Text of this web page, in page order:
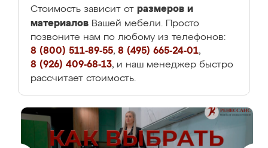
Стоимость зависит от размеров и
материалов Вашей мебели. Просто
позвоните нам по любому из телефонов:
8 (800) 511-89-55, 8 (495) 665-24-01,
8 (926) 409-68-13, и наш менеджер быстро
рассчитает стоимость.